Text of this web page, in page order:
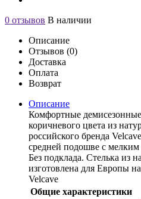
0 отзывов В наличии
Описание
Отзывов (0)
Доставка
Оплата
Возврат
Описание
Комфортные
коричневого цвета из
российского бренда
средней подошве с
Без подклада. Стелька из
изготовлена для Европы
Velcave
Общие характеристики